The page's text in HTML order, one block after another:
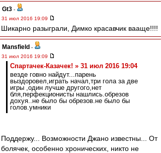
Gt3 -
31 июл 2016 19:09
Шикарно разыграли, Димко красавчик вааще!!!!
Mansfield -
31 июл 2016 19:09
Спартачек-Казачек! » 31 июл 2016 19:04
везде говно найдут...парень
выздоровел,играть начал,три гола за две
игры ,один лучше другого,нет
бля,перфекционисты нашлись.обрезов
дохуя..не было бы обрезов.не было бы
голов.умники
Поддержу... Возможности Джано известны... От
болячек, особенно хронических, никто не